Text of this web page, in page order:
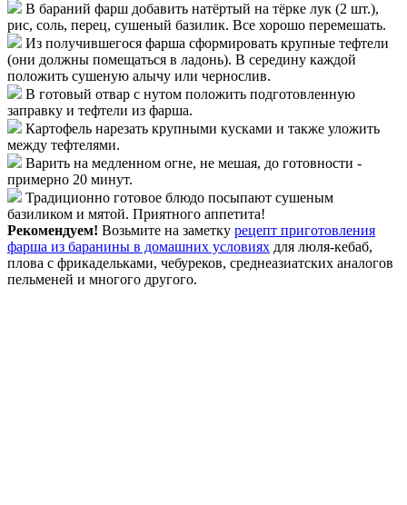
В бараний фарш добавить натёртый на тёрке лук (2 шт.),
рис, соль, перец, сушеный базилик. Все хорошо перемешать.
Из получившегося фарша сформировать крупные тефтели
(они должны помещаться в ладонь). В середину каждой
положить сушеную алычу или чернослив.
В готовый отвар с нутом положить подготовленную
заправку и тефтели из фарша.
Картофель нарезать крупными кусками и также уложить
между тефтелями.
Варить на медленном огне, не мешая, до готовности -
примерно 20 минут.
Традиционно готовое блюдо посыпают сушеным
базиликом и мятой. Приятного аппетита!
Рекомендуем! Возьмите на заметку рецепт приготовления
фарша из баранины в домашних условиях для люля-кебаб,
плова с фрикадельками, чебуреков, среднеазиатских аналогов
пельменей и многого другого.